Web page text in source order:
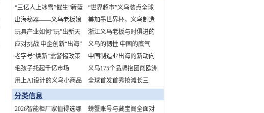
“三亿人上冰雪”催生“新蓝
海”：中国为世界冰雪产业
发展创造新机遇
“世界超市”义乌装点全球
快乐节庆
出海秘器——义乌老板娘
的全球市场故事
美加墨世界杯，义乌制造
来了！
玩具产业如何“玩”出新天
地？
浙江义乌老板与时俱进的
生意经：在大数据里觅商
机
应对挑战 中企创新“出海”
拓市场
义乌的韧性 中国的底气
老字号“焕新”需警惕政策
依赖症与文化空心化
中国制造业出海的新动向
新挑战新机遇
毛孩子托起千亿市场
义乌175个品牌抱团闯欧洲
用上AI设计的义乌小商品
火了！蛇年开市吸引海外
订单
全球首发首秀抢滩长三
分类信息
2026智能柜厂家值得选哪
螃蟹账号与藏宝阁全面对